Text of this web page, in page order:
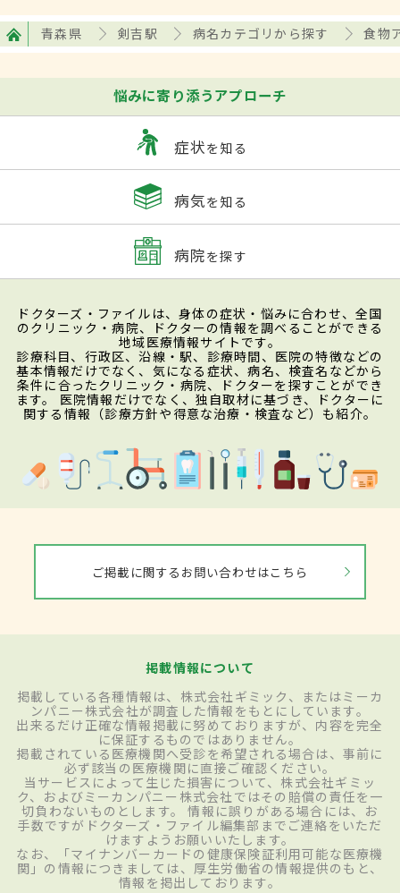
青森県 剣吉駅 病名カテゴリから探す 食物
悩みに寄り添うアプローチ
症状を知る
病気を知る
病院を探す
ドクターズ・ファイルは、身体の症状・悩みに合わせ、全国
のクリニック・病院、ドクターの情報を調べることができる
地域医療情報サイトです。
診療科目、行政区、沿線・駅、診療時間、医院の特徴などの
基本情報だけでなく、気になる症状、病名、検査名などから
条件に合ったクリニック・病院、ドクターを探すことができ
ます。 医院情報だけでなく、独自取材に基づき、ドクターに
関する情報（診療方針や得意な治療・検査など）も紹介。
ご掲載に関するお問い合わせはこちら
掲載情報について
掲載している各種情報は、株式会社ギミック、またはミーカ
ンパニー株式会社が調査した情報をもとにしています。
出来るだけ正確な情報掲載に努めておりますが、内容を完全
に保証するものではありません。
掲載されている医療機関へ受診を希望される場合は、事前に
必ず該当の医療機関に直接ご確認ください。
当サービスによって生じた損害について、株式会社ギミッ
ク、およびミーカンパニー株式会社ではその賠償の責任を一
切負わないものとします。 情報に誤りがある場合には、お
手数ですがドクターズ・ファイル編集部までご連絡をいただ
けますようお願いいたします。
なお、「マイナンバーカードの健康保険証利用可能な医療機
関」の情報につきましては、厚生労働省の情報提供のもと、
情報を掲出しております。